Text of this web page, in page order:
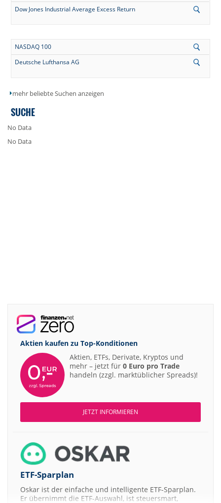
Dow Jones Industrial Average Excess Return
NASDAQ 100
Deutsche Lufthansa AG
mehr beliebte Suchen anzeigen
SUCHE
No Data
No Data
Aktien kaufen zu Top-Konditionen
Aktien, ETFs, Derivate, Kryptos und
mehr – jetzt für 0 Euro pro Trade
handeln (zzgl. marktüblicher Spreads)!
JETZT INFORMIEREN
ETF-Sparplan
Oskar ist der einfache und intelligente ETF-Sparplan.
Er übernimmt die ETF-Auswahl, ist steuersmart,